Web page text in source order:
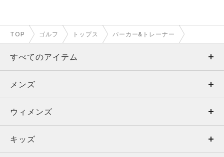
TOP ゴルフ トップス パーカー&トレーナー
すべてのアイテム
メンズ
ウィメンズ
キッズ
メンズ
トップス
ボトムス
ウィメンズ
トップス
キッズ